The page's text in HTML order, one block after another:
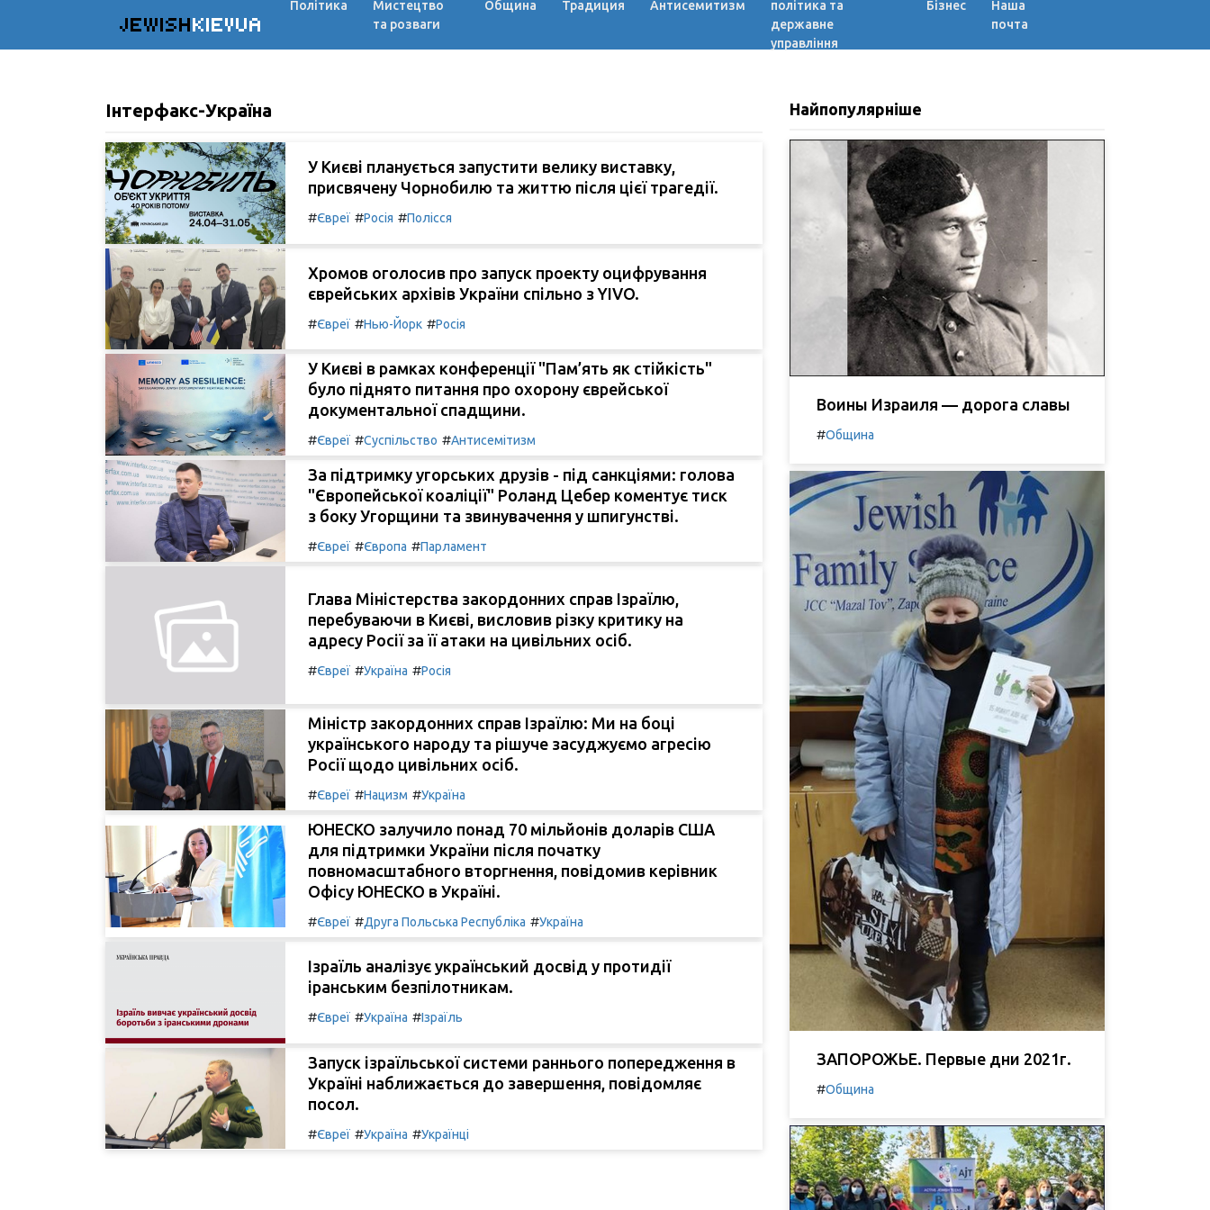
JEWISHKIEVUA
Політика
Мистецтво
та розваги
Община Традиция Антисемитизм
політика та
державне
управління
Бізнес
Наша
почта
Інтерфакс-Україна
У Києві планується запустити велику виставку,
присвячену Чорнобилю та життю після цієї трагедії.
#Євреї #Росія #Полісся
Хромов оголосив про запуск проекту оцифрування
єврейських архівів України спільно з YIVO.
#Євреї #Нью-Йорк #Росія
У Києві в рамках конференції "Пам’ять як стійкість"
було піднято питання про охорону єврейської
документальної спадщини.
#Євреї #Суспільство #Антисемітизм
За підтримку угорських друзів - під санкціями: голова
"Європейської коаліції" Роланд Цебер коментує тиск
з боку Угорщини та звинувачення у шпигунстві.
#Євреї #Європа #Парламент
Глава Міністерства закордонних справ Ізраїлю,
перебуваючи в Києві, висловив різку критику на
адресу Росії за її атаки на цивільних осіб.
#Євреї #Україна #Росія
Міністр закордонних справ Ізраїлю: Ми на боці
українського народу та рішуче засуджуємо агресію
Росії щодо цивільних осіб.
#Євреї #Нацизм #Україна
ЮНЕСКО залучило понад 70 мільйонів доларів США
для підтримки України після початку
повномасштабного вторгнення, повідомив керівник
Офісу ЮНЕСКО в Україні.
#Євреї #Друга Польська Республіка #Україна
Ізраїль аналізує український досвід у протидії
іранським безпілотникам.
#Євреї #Україна #Ізраїль
Запуск ізраїльської системи раннього попередження в
Україні наближається до завершення, повідомляє
посол.
#Євреї #Україна #Українці
Найпопулярніше
Воины Израиля — дорога славы
#Община
ЗАПОРОЖЬЕ. Первые дни 2021г.
#Община